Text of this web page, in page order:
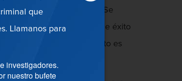
de dos delitos diferentes. Se
herir a alguien y tiene éxito
Básicamente, el asalto es
que
Llamanos para
investigadores.
nuestro bufete